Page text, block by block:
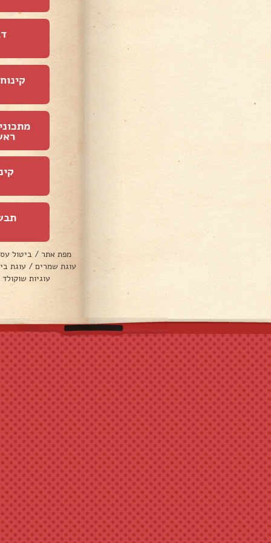
מפת אתר / ביטול
עוגת שמרים / עוגת
עוגיות